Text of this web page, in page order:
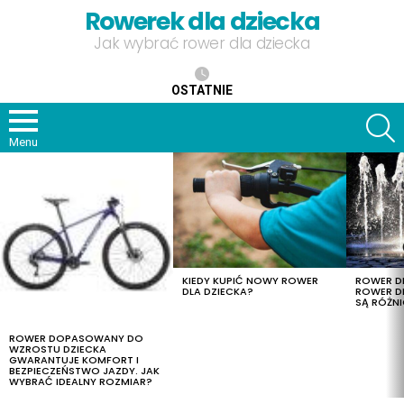
Rowerek dla dziecka
Jak wybrać rower dla dziecka
OSTATNIE
Menu
ROWER DOPASOWANY DO
WZROSTU DZIECKA
GWARANTUJE KOMFORT I
BEZPIECZEŃSTWO JAZDY. JAK
WYBRAĆ IDEALNY ROZMIAR?
KIEDY KUPIĆ NOWY ROWER
DLA DZIECKA?
ROWER
ROWER
SĄ